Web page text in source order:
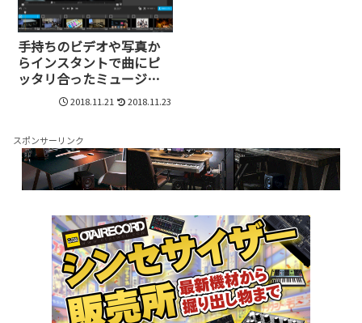
手持ちのビデオや写真か
らインスタントで曲にピ
ッタリ合ったミュージッ
クPVを作成できる
FASTCUT2018.11.21 2018.11.23
スポンサーリンク